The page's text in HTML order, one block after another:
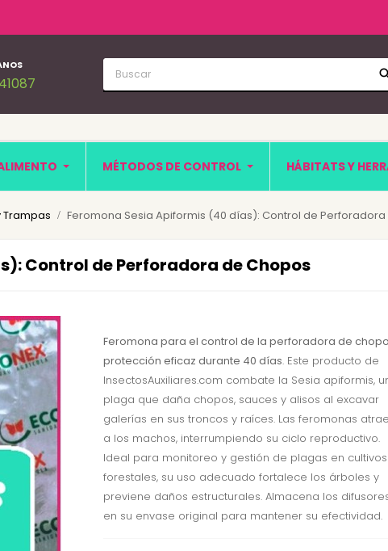
MÉTODOS DE CONTROL HÁBITATS Y
Trampas Feromona Sesia Apiformis (40 días): Control de
Control de Perforadora de Chopos
Feromona para el control de la perforadora de
protección eficaz durante 40 días. Este producto de
InsectosAuxiliares.com combate la Sesia apiformis,
plaga que daña chopos, sauces y alisos al excavar
galerías en sus troncos y raíces. Las feromonas
a los machos, interrumpiendo su ciclo reproductivo.
Ideal para monitoreo y gestión de plagas en cultivos
forestales, su uso adecuado fortalece los árboles y
previene daños estructurales. Almacena los
en su envase original para mantener su efectividad.